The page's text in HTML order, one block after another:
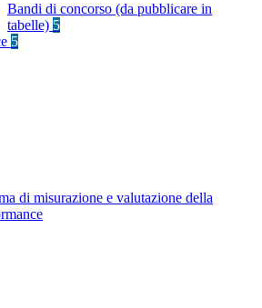
Bandi di concorso (da pubblicare in
tabelle) 5
5
di misurazione e valutazione della